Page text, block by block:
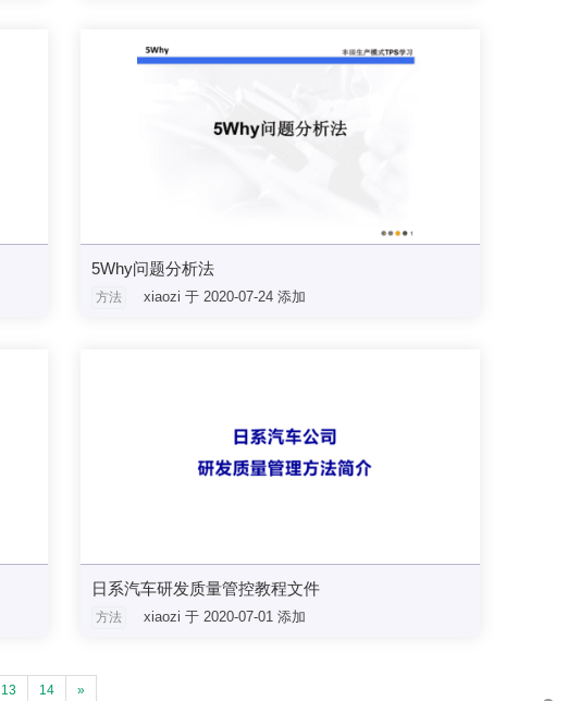
5Why问题分析法
方法 xiaozi 于 2020-07-24 添加
日系汽车研发质量管控教程文件
方法 xiaozi 于 2020-07-01 添加
13 14 »